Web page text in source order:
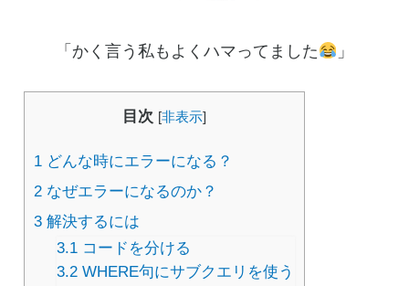
「かく言う私もよくハマってました 」
目次 [非表示]
1 どんな時にエラーになる？
2 なぜエラーになるのか？
3 解決するには
3.1 コードを分ける
3.2 WHERE句にサブクエリを使う